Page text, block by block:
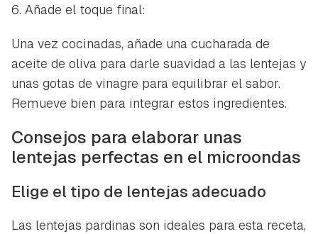
6. Añade el toque final:
Una vez cocinadas, añade una cucharada de
aceite de oliva para darle suavidad a las lentejas y
unas gotas de vinagre para equilibrar el sabor.
Remueve bien para integrar estos ingredientes.
Consejos para elaborar unas
lentejas perfectas en el microondas
Elige el tipo de lentejas adecuado
Las lentejas pardinas son ideales para esta receta,